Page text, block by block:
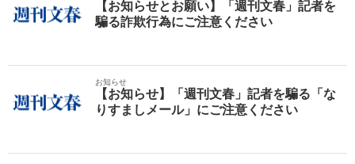
【お知らせとお願い】「週刊文春」記者を
騙る詐欺行為にご注意ください
お知らせ
【お知らせ】「週刊文春」記者を騙る「な
りすましメール」にご注意ください